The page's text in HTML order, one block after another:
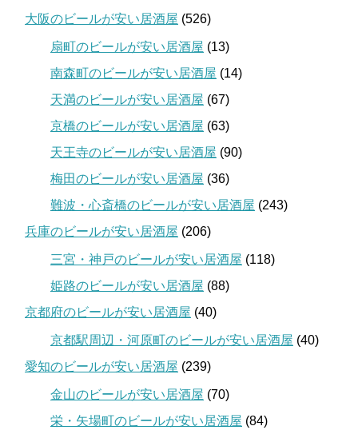
大阪のビールが安い居酒屋 (526)
扇町のビールが安い居酒屋 (13)
南森町のビールが安い居酒屋 (14)
天満のビールが安い居酒屋 (67)
京橋のビールが安い居酒屋 (63)
天王寺のビールが安い居酒屋 (90)
梅田のビールが安い居酒屋 (36)
難波・心斎橋のビールが安い居酒屋 (243)
兵庫のビールが安い居酒屋 (206)
三宮・神戸のビールが安い居酒屋 (118)
姫路のビールが安い居酒屋 (88)
京都府のビールが安い居酒屋 (40)
京都駅周辺・河原町のビールが安い居酒屋 (40)
愛知のビールが安い居酒屋 (239)
金山のビールが安い居酒屋 (70)
栄・矢場町のビールが安い居酒屋 (84)